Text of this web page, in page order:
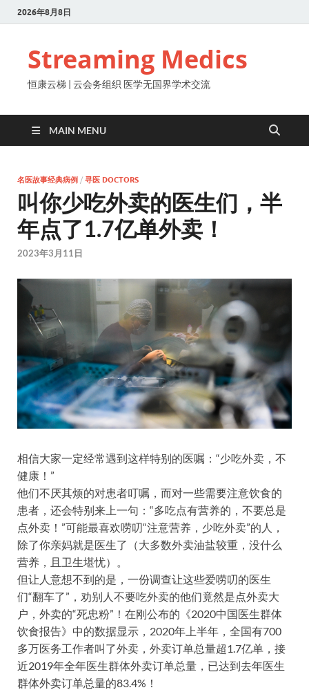
2026年8月8日
Streaming Medics
恒康云梯 | 云会务组织 医学无国界学术交流
MAIN MENU
名医故事经典病例 / 寻医 DOCTORS
叫你少吃外卖的医生们，半
年点了1.7亿单外卖！
2023年3月11日
相信大家一定经常遇到这样特别的医嘱：“少吃外卖，不
健康！”
他们不厌其烦的对患者叮嘱，而对一些需要注意饮食的
患者，还会特别来上一句：“多吃点有营养的，不要总是
点外卖！”可能最喜欢唠叨“注意营养，少吃外卖”的人，
除了你亲妈就是医生了（大多数外卖油盐较重，没什么
营养，且卫生堪忧）。
但让人意想不到的是，一份调查让这些爱唠叨的医生
们“翻车了”，劝别人不要吃外卖的他们竟然是点外卖大
户，外卖的“死忠粉”！在刚公布的《2020中国医生群体
饮食报告》中的数据显示，2020年上半年，全国有700
多万医务工作者叫了外卖，外卖订单总量超1.7亿单，接
近2019年全年医生群体外卖订单总量，已达到去年医生
群体外卖订单总量的83.4%！